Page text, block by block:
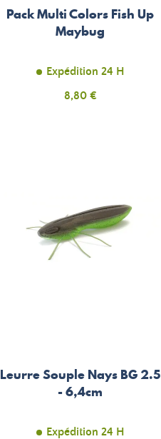
Pack Multi Colors Fish Up
Maybug
Expédition 24 H
Prix
8,80 €
Leurre Souple Nays BG 2.5
- 6,4cm
Expédition 24 H